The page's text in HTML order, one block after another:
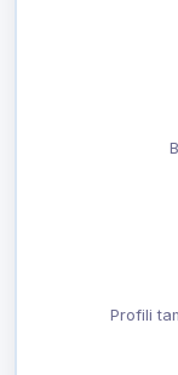
Profili